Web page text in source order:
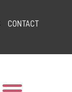
CONTACT